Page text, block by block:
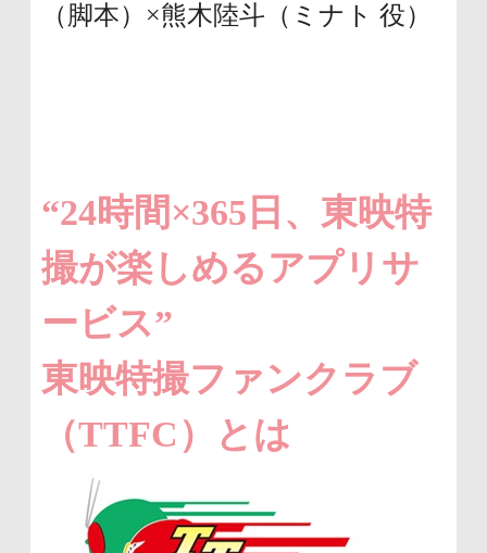
（脚本）×熊木陸斗（ミナト 役）
“24時間×365日、東映特
撮が楽しめるアプリサ
ービス”
東映特撮ファンクラブ
（TTFC）とは